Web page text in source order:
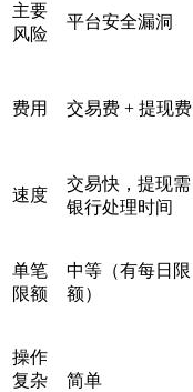
主要
风险
平台安全漏洞
费用 交易费 + 提现费
速度
交易快，提现需
银行处理时间
单笔
限额
中等（有每日限
额）
操作
复杂
简单